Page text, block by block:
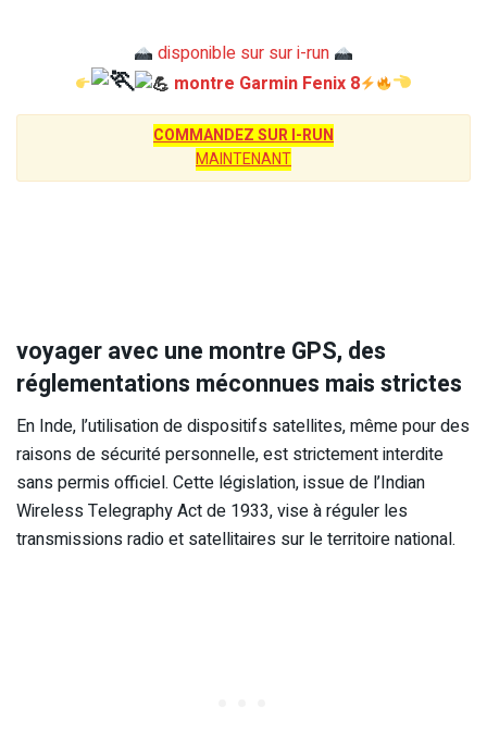
disponible sur sur i-run
montre Garmin Fenix 8
COMMANDEZ SUR I-RUN
MAINTENANT
voyager avec une montre GPS, des
réglementations méconnues mais strictes
En Inde, l’utilisation de dispositifs satellites, même pour des
raisons de sécurité personnelle, est strictement interdite
sans permis officiel. Cette législation, issue de l’Indian
Wireless Telegraphy Act de 1933, vise à réguler les
transmissions radio et satellitaires sur le territoire national.